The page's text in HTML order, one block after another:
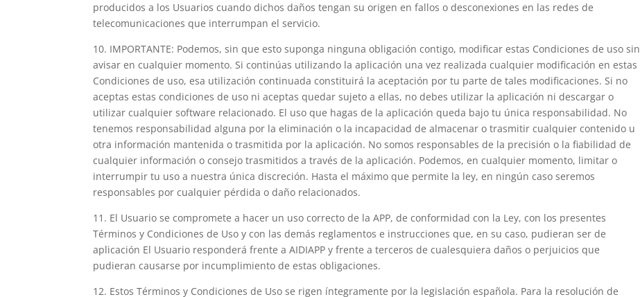
producidos a los Usuarios cuando dichos daños tengan su origen en fallos o desconexiones en las redes de
telecomunicaciones que interrumpan el servicio.
10. IMPORTANTE: Podemos, sin que esto suponga ninguna obligación contigo, modificar estas Condiciones de uso sin
avisar en cualquier momento. Si continúas utilizando la aplicación una vez realizada cualquier modificación en estas
Condiciones de uso, esa utilización continuada constituirá la aceptación por tu parte de tales modificaciones. Si no
aceptas estas condiciones de uso ni aceptas quedar sujeto a ellas, no debes utilizar la aplicación ni descargar o
utilizar cualquier software relacionado. El uso que hagas de la aplicación queda bajo tu única responsabilidad. No
tenemos responsabilidad alguna por la eliminación o la incapacidad de almacenar o trasmitir cualquier contenido u
otra información mantenida o trasmitida por la aplicación. No somos responsables de la precisión o la fiabilidad de
cualquier información o consejo trasmitidos a través de la aplicación. Podemos, en cualquier momento, limitar o
interrumpir tu uso a nuestra única discreción. Hasta el máximo que permite la ley, en ningún caso seremos
responsables por cualquier pérdida o daño relacionados.
11. El Usuario se compromete a hacer un uso correcto de la APP, de conformidad con la Ley, con los presentes
Términos y Condiciones de Uso y con las demás reglamentos e instrucciones que, en su caso, pudieran ser de
aplicación El Usuario responderá frente a AIDIAPP y frente a terceros de cualesquiera daños o perjuicios que
pudieran causarse por incumplimiento de estas obligaciones.
12. Estos Términos y Condiciones de Uso se rigen íntegramente por la legislación española. Para la resolución de